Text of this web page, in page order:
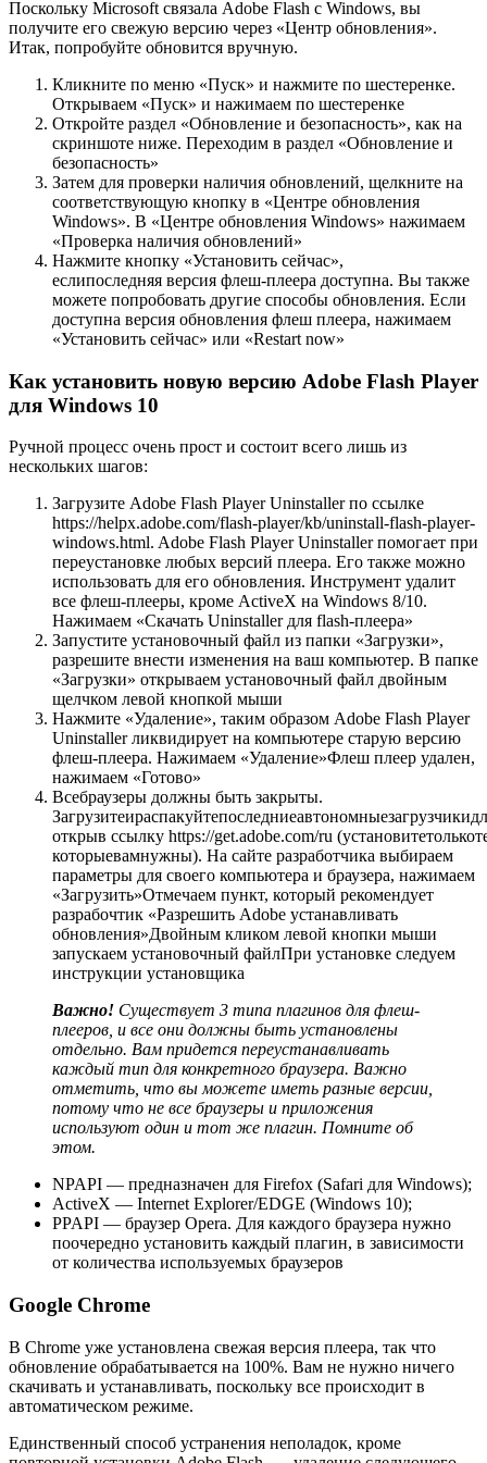
Поскольку Microsoft связала Adobe Flash с Windows, вы
получите его свежую версию через «Центр обновления».
Итак, попробуйте обновится вручную.
Кликните по меню «Пуск» и нажмите по шестеренке.
Открываем «Пуск» и нажимаем по шестеренке
Откройте раздел «Обновление и безопасность», как на
скриншоте ниже. Переходим в раздел «Обновление и
безопасность»
Затем для проверки наличия обновлений, щелкните на
соответствующую кнопку в «Центре обновления
Windows». В «Центре обновления Windows» нажимаем
«Проверка наличия обновлений»
Нажмите кнопку «Установить сейчас»,
еслипоследняя версия флеш-плеера доступна. Вы также
можете попробовать другие способы обновления. Если
доступна версия обновления флеш плеера, нажимаем
«Установить сейчас» или «Restart now»
Как установить новую версию Adobe Flash Player
для Windows 10
Ручной процесс очень прост и состоит всего лишь из
нескольких шагов:
Загрузите Adobe Flash Player Uninstaller по ссылке
https://helpx.adobe.com/flash-player/kb/uninstall-flash-player-
windows.html. Adobe Flash Player Uninstaller помогает при
переустановке любых версий плеера. Его также можно
использовать для его обновления. Инструмент удалит
все флеш-плееры, кроме ActiveX на Windows 8/10.
Нажимаем «Скачать Uninstaller для flash-плеера»
Запустите установочный файл из папки «Загрузки»,
разрешите внести изменения на ваш компьютер. В папке
«Загрузки» открываем установочный файл двойным
щелчком левой кнопкой мыши
Нажмите «Удаление», таким образом Adobe Flash Player
Uninstaller ликвидирует на компьютере старую версию
флеш-плеера. Нажимаем «Удаление»Флеш плеер удален,
нажимаем «Готово»
Всебраузеры должны быть закрыты.
Загрузитеираспакуйтепоследниеавтономныезагрузчики
открыв ссылку https://get.adobe.com/ru (установитетолько
которыевамнужны). На сайте разработчика выбираем
параметры для своего компьютера и браузера, нажимаем
«Загрузить»Отмечаем пункт, который рекомендует
разрабочтик «Разрешить Adobe устанавливать
обновления»Двойным кликом левой кнопки мыши
запускаем установочный файлПри установке следуем
инструкции установщика
Важно! Существует 3 типа плагинов для флеш-
плееров, и все они должны быть установлены
отдельно. Вам придется переустанавливать
каждый тип для конкретного браузера. Важно
отметить, что вы можете иметь разные версии,
потому что не все браузеры и приложения
используют один и тот же плагин. Помните об
этом.
NPAPI — предназначен для Firefox (Safari для Windows);
ActiveX — Internet Explorer/EDGE (Windows 10);
PPAPI — браузер Opera. Для каждого браузера нужно
поочередно установить каждый плагин, в зависимости
от количества используемых браузеров
Google Chrome
В Chrome уже установлена ​​свежая версия плеера, так что
обновление обрабатывается на 100%. Вам не нужно ничего
скачивать и устанавливать, поскольку все происходит в
автоматическом режиме.
Единственный способ устранения неполадок, кроме